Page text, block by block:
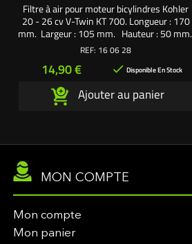
Filtre à air pour moteur bicylindres Kohler
20 - 26 cv V-Twin KT 700. Longueur : 170
mm. Largeur : 105 mm. Hauteur : 50 mm.
Utilisez la mousse 160728
REF: 16 06 28
Prix
14,90 €  Disponible En Stock
Ajouter au panier
MON COMPTE
Mon compte
Mon panier